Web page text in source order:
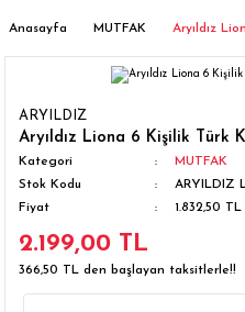
Takımları
Takımları
Anasayfa MUTFAK Aryıldız
ARYILDIZ
Aryıldız Liona 6 Kişilik Türk
Kategori
MUTFAK
Stok Kodu
ARYILDIZ
Fiyat
1.832,50
2.199,00 TL
366,50 TL den başlayan taksitlerle!!